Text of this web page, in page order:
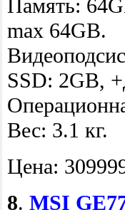
Память:
max 64GB.
SSD: 2GB,
Вес: 3.1 кг.
Цена:
8. MSI